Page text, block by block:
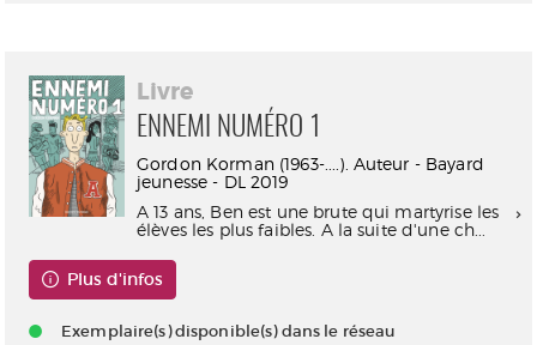
Livre
ENNEMI NUMÉRO 1
Gordon Korman (1963-....). Auteur - Bayard
jeunesse - DL 2019
A 13 ans, Ben est une brute qui martyrise les
élèves les plus faibles. A la suite d'une ch...
Plus d'infos
Exemplaire(s) disponible(s) dans le réseau